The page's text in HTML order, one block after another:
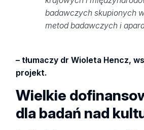
badawczych skupionych
metod badawczych i
– tłumaczy dr Wioleta Hencz,
projekt.
Wielkie
dla badań nad